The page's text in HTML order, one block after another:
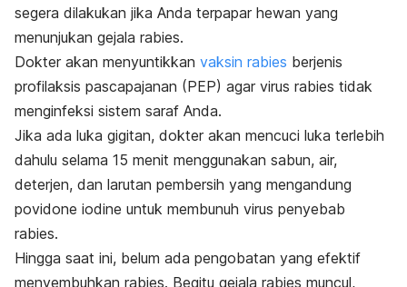
segera dilakukan jika Anda terpapar hewan yang
menunjukan gejala rabies.
Dokter akan menyuntikkan vaksin rabies berjenis
profilaksis pascapajanan (PEP) agar virus rabies tidak
menginfeksi sistem saraf Anda.
Jika ada luka gigitan, dokter akan mencuci luka terlebih
dahulu selama 15 menit menggunakan sabun, air,
deterjen, dan larutan pembersih yang mengandung
povidone iodine untuk membunuh virus penyebab
rabies.
Hingga saat ini, belum ada pengobatan yang efektif
menyembuhkan rabies. Begitu gejala rabies muncul,